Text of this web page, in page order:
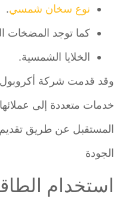
نوع سخان شمسي.
كما توجد المضخات
الخلايا الشمسية.
وقد قدمت شركة أكروبول
خدمات متعددة إلى عملائها
المستقبل عن طريق تقديم
الجودة
استخدام